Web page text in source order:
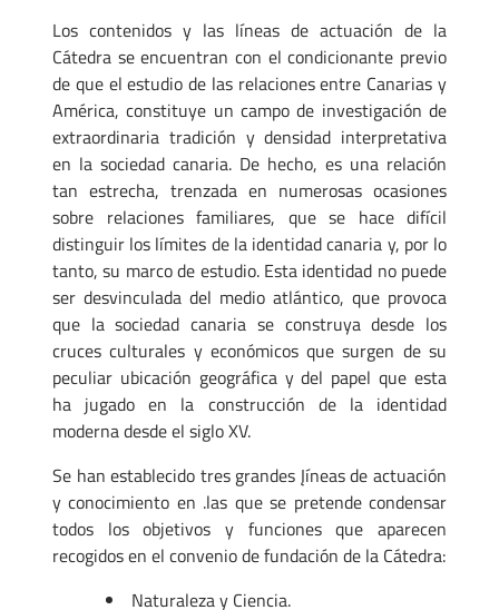
Los contenidos y las líneas de actuación de la
Cátedra se encuentran con el condicionante previo
de que el estudio de las relaciones entre Canarias y
América, constituye un campo de investigación de
extraordinaria tradición y densidad interpretativa
en la sociedad canaria. De hecho, es una relación
tan estrecha, trenzada en numerosas ocasiones
sobre relaciones familiares, que se hace difícil
distinguir los límites de la identidad canaria y, por lo
tanto, su marco de estudio. Esta identidad no puede
ser desvinculada del medio atlántico, que provoca
que la sociedad canaria se construya desde los
cruces culturales y económicos que surgen de su
peculiar ubicación geográfica y del papel que esta
ha jugado en la construcción de la identidad
moderna desde el siglo XV.
Se han establecido tres grandes Įíneas de actuación
y conocimiento en .las que se pretende condensar
todos los objetivos y funciones que aparecen
recogidos en el convenio de fundación de la Cátedra:
Naturaleza y Ciencia.